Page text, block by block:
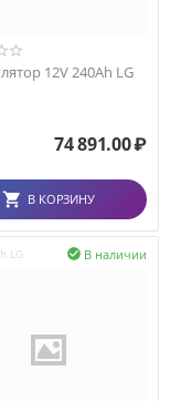
12V 240Ah LG
74 891.00₽
В КОРЗИНУ
LG В наличии
